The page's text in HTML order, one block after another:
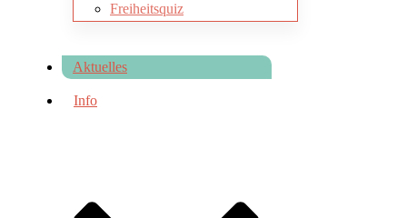
Freiheitsquiz
Aktuelles
Info